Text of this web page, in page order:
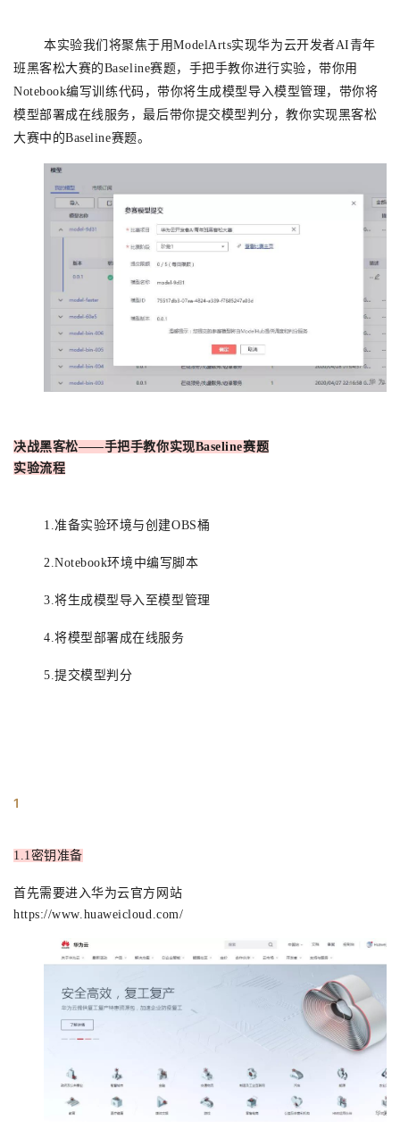
证
实
验
的
收
藏
持
建
议
本实验我们将聚焦于用ModelArts实现华为云开发者AI青年
班黑客松大赛的Baseline赛题，手把手教你进行实验，带你用
Notebook编写训练代码，带你将生成模型导入模型管理， 带你将
模型部署成在线服务，最后带你提交模型判分，教你实现黑客松
大赛中的Baseline赛题。
决战黑客松——手把手教你实现Baseline赛题
实验流程
1.准备实验环境与创建OBS桶
2.Notebook环境中编写脚本
3.将生成模型导入至模型管理
4.将模型部署成在线服务
5.提交模型判分
1
1.1密钥准备
首先需要进入华为云官方网站
https://www.huaweicloud.com/